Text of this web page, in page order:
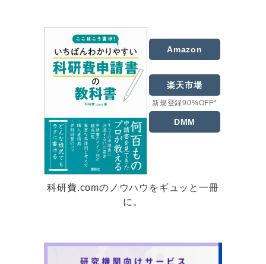
Amazon
楽天市場
新規登録90%OFF*
DMM
科研費.comのノウハウをギュッと一冊
に。